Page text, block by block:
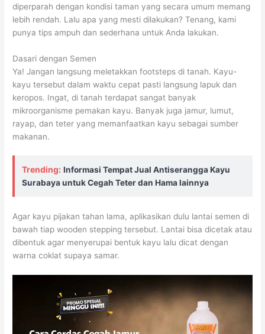
diperparah dengan kondisi taman yang secara umum memang
lebih rendah. Lalu apa yang mesti dilakukan? Tenang, kami
punya tips ampuh dan sederhana untuk Anda lakukan.
Dasari dengan Semen
Ya! Jangan langsung meletakkan footsteps di tanah. Kayu-
kayu tersebut dalam waktu cepat pasti langsung lapuk dan
keropos. Ingat, di tanah terdapat sangat banyak
mikroorganisme pemakan kayu. Banyak juga jamur, lumut,
rayap, dan teter yang memanfaatkan kayu sebagai sumber
makanan.
Trending: Informasi Tempat Jual Antiserangga Kayu
Surabaya untuk Cegah Teter dan Hama lainnya
Agar kayu pijakan tahan lama, aplikasikan dulu lantai semen di
bawah tiap wooden stepping tersebut. Lantai bisa dicetak atau
dibentuk agar menyerupai bentuk kayu lalu dicat dengan
warna coklat supaya samar.